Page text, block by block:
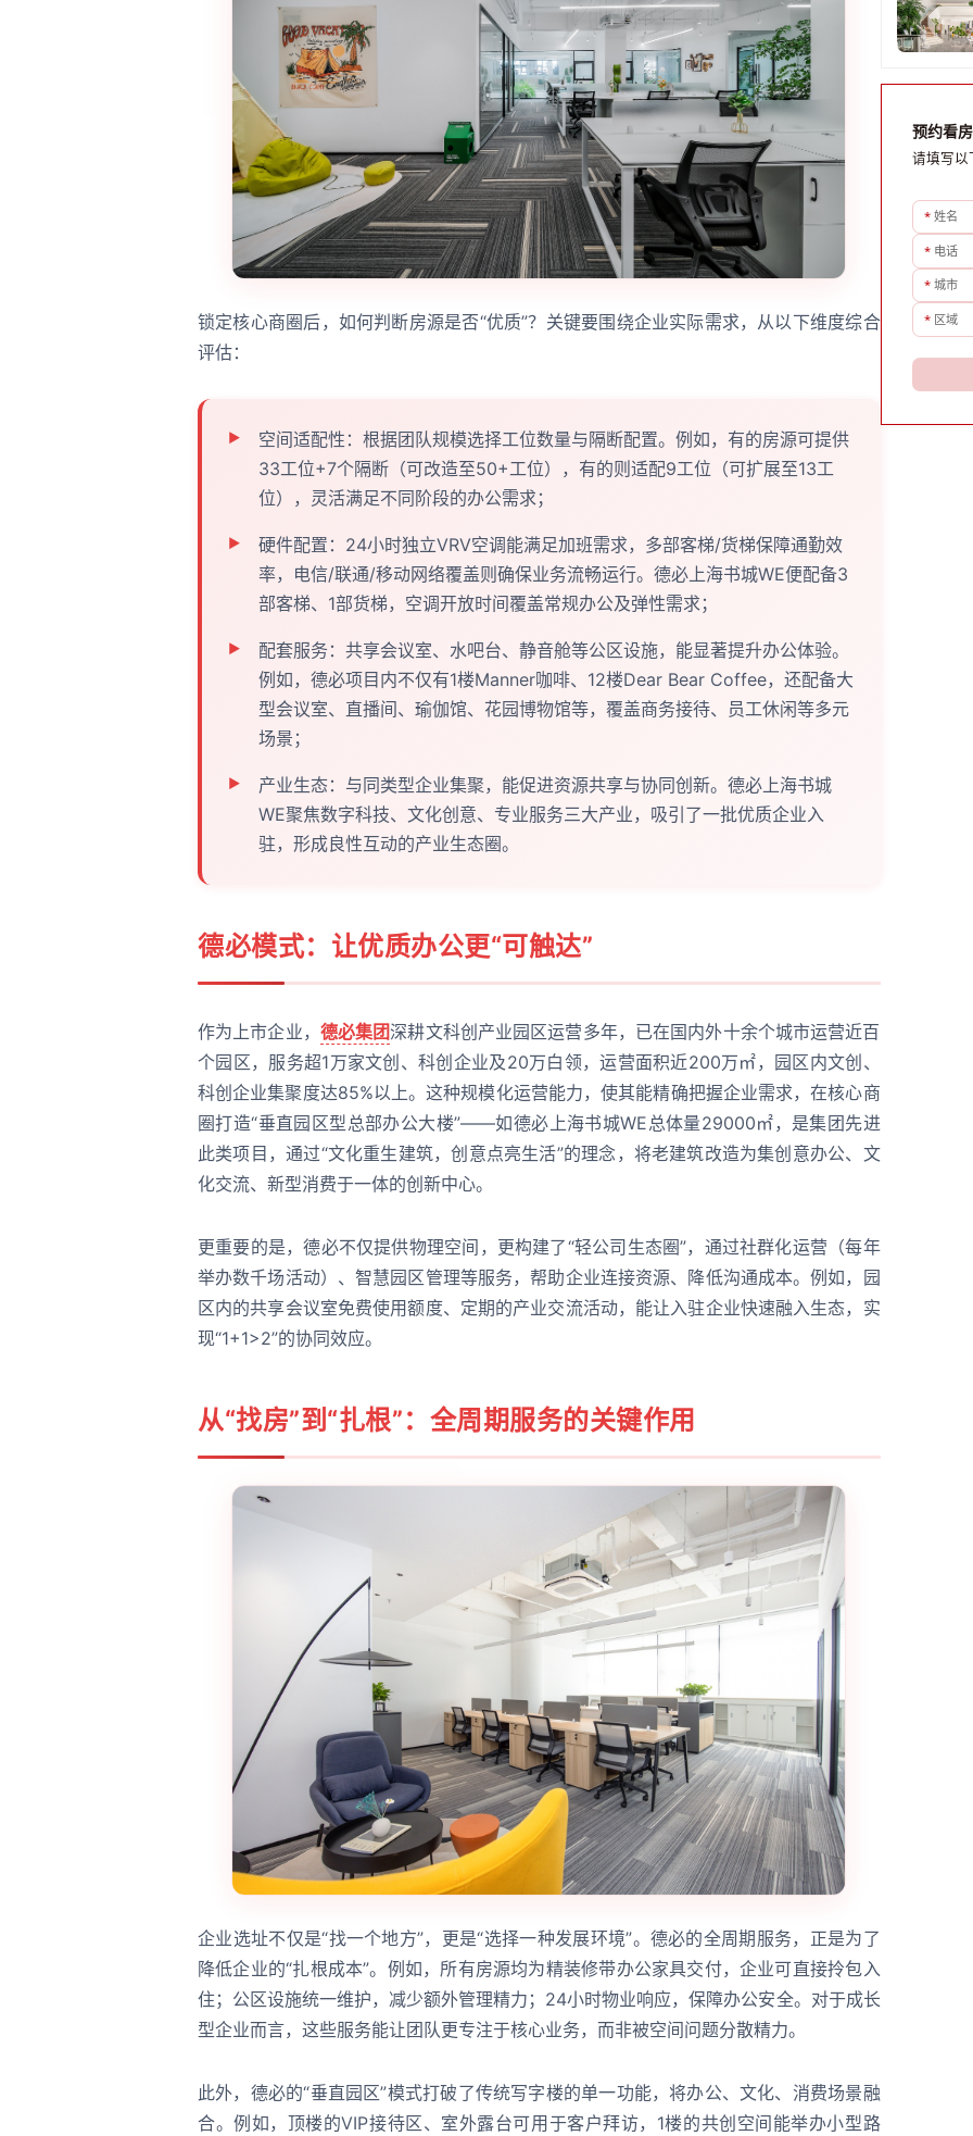
锁定核心商圈后，如何判断房源是否“优质”？关键要围绕企业实际需求，从以下维度综合
评估：
空间适配性：根据团队规模选择工位数量与隔断配置。例如，有的房源可提供
33工位+7个隔断（可改造至50+工位），有的则适配9工位（可扩展至13工
位），灵活满足不同阶段的办公需求；
硬件配置：24小时独立VRV空调能满足加班需求，多部客梯/货梯保障通勤效
率，电信/联通/移动网络覆盖则确保业务流畅运行。德必上海书城WE便配备3
部客梯、1部货梯，空调开放时间覆盖常规办公及弹性需求；
配套服务：共享会议室、水吧台、静音舱等公区设施，能显著提升办公体验。
例如，德必项目内不仅有1楼Manner咖啡、12楼Dear Bear Coffee，还配备大
型会议室、直播间、瑜伽馆、花园博物馆等，覆盖商务接待、员工休闲等多元
场景；
产业生态：与同类型企业集聚，能促进资源共享与协同创新。德必上海书城
WE聚焦数字科技、文化创意、专业服务三大产业，吸引了一批优质企业入
驻，形成良性互动的产业生态圈。
德必模式：让优质办公更“可触达”
作为上市企业， 德必集团深耕文科创产业园区运营多年，已在国内外十余个城市运营近百
个园区，服务超1万家文创、科创企业及20万白领，运营面积近200万㎡，园区内文创、
科创企业集聚度达85%以上。这种规模化运营能力，使其能精确把握企业需求，在核心商
圈打造“垂直园区型总部办公大楼”——如德必上海书城WE总体量29000㎡，是集团先进
此类项目，通过“文化重生建筑，创意点亮生活”的理念，将老建筑改造为集创意办公、文
化交流、新型消费于一体的创新中心。
更重要的是，德必不仅提供物理空间，更构建了“轻公司生态圈”，通过社群化运营（每年
举办数千场活动）、智慧园区管理等服务，帮助企业连接资源、降低沟通成本。例如，园
区内的共享会议室免费使用额度、定期的产业交流活动，能让入驻企业快速融入生态，实
现“1+1>2”的协同效应。
从“找房”到“扎根”：全周期服务的关键作用
企业选址不仅是“找一个地方”，更是“选择一种发展环境”。德必的全周期服务，正是为了
降低企业的“扎根成本”。例如，所有房源均为精装修带办公家具交付，企业可直接拎包入
住；公区设施统一维护，减少额外管理精力；24小时物业响应，保障办公安全。对于成长
型企业而言，这些服务能让团队更专注于核心业务，而非被空间问题分散精力。
此外，德必的“垂直园区”模式打破了传统写字楼的单一功能，将办公、文化、消费场景融
合。例如，顶楼的VIP接待区、室外露台可用于客户拜访，1楼的共创空间能举办小型路
预约看房
请填写以
* 姓名
* 电话
* 城市
* 区域